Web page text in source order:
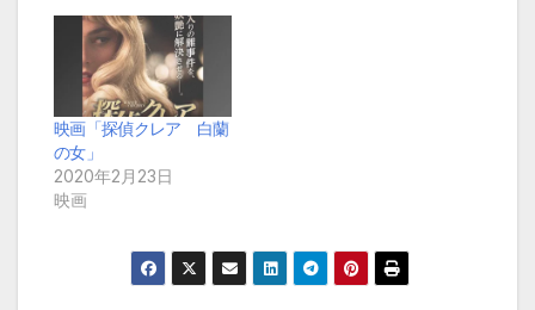
映画「探偵クレア 白蘭
の女」
2020年2月23日
映画